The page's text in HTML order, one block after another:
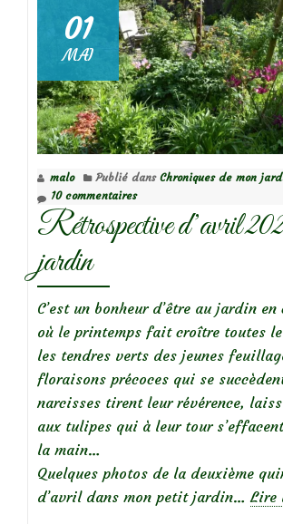
01
MAI
malo Publié dans Chroniques de mon
10 commentaires
Rétrospective d’avril
jardin
C’est un bonheur d’être au jardin
où le printemps fait croître toutes
les tendres verts des jeunes
floraisons précoces qui se
narcisses tirent leur révérence,
aux tulipes qui à leur tour
la main…
Quelques photos de la deuxième
d’avril dans mon petit jardin… Lire
…